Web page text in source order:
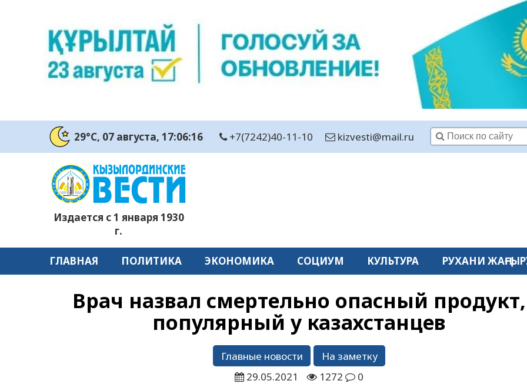
29°C, 07 августа, 17:06:17 +7(7242)40-11-10 kizvesti@mail.ru
Издается с 1 января 1930
г.
ГЛАВНАЯ ПОЛИТИКА ЭКОНОМИКА СОЦИУМ КУЛЬТУРА РУХАНИ
Врач назвал смертельно опасный продукт,
популярный у казахстанцев
Главные новости
На заметку
29.05.2021
1272 0